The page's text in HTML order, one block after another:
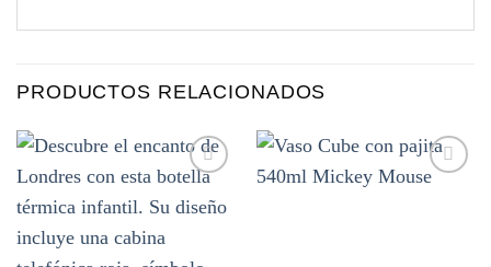
PRODUCTOS RELACIONADOS
a la